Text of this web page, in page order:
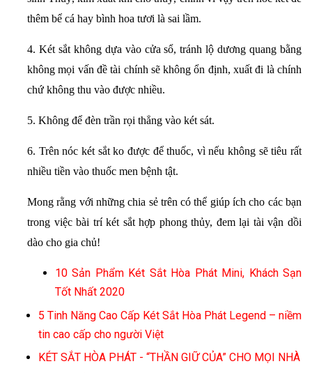
thêm bể cá hay bình hoa tươi là sai lầm.
4. Két sắt không dựa vào cửa sổ, tránh lộ dương quang bằng
không mọi vấn đề tài chính sẽ không ổn định, xuất đi là chính
chứ không thu vào được nhiều.
5. Không để đèn trần rọi thẳng vào két sát.
6. Trên nóc két sắt ko được để thuốc, vì nếu không sẽ tiêu rất
nhiều tiền vào thuốc men bệnh tật.
Mong rằng với những chia sẻ trên có thể giúp ích cho các bạn
trong việc bài trí két sắt hợp phong thủy, đem lại tài vận dồi
dào cho gia chủ!
10 Sản Phẩm Két Sắt Hòa Phát Mini, Khách Sạn
Tốt Nhất 2020
5 Tinh Năng Cao Cấp Két Sắt Hòa Phát Legend – niềm
tin cao cấp cho người Việt
KÉT SẮT HÒA PHÁT - “THẦN GIỮ CỦA” CHO MỌI NHÀ